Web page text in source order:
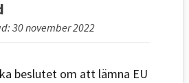
30 november 2022
beslutet om att lämna EU